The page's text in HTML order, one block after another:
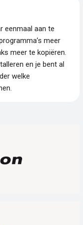
eenmaal aan te
meer
meer te kopiëren.
en je bent al
welke